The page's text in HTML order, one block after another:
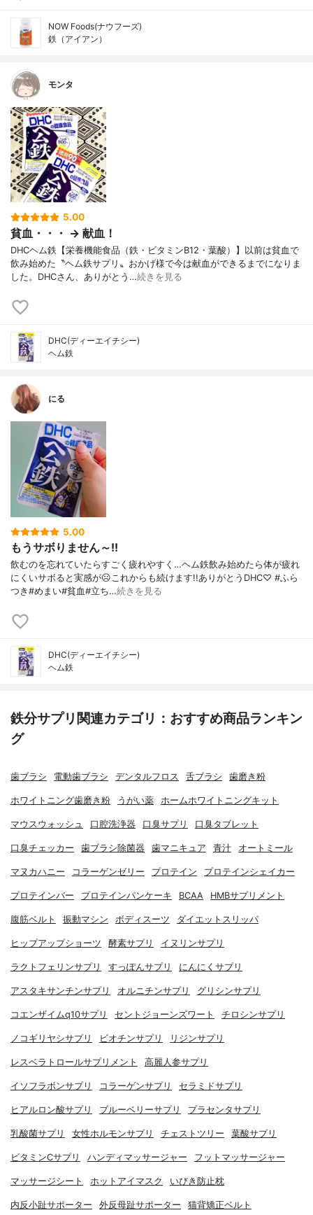
NOW Foods(ナウフーズ)
鉄（アイアン）
モンタ
5.00
貧血・・・ → 献血！
DHCヘム鉄【栄養機能食品（鉄・ビタミンB12・葉酸）】以前は貧血で
飲み始めた〝ヘム鉄サプリ〟おかげ様で今は献血ができるまでになりま
した。DHCさん、ありがとう…続きを見る
DHC(ディーエイチシー)
ヘム鉄
にる
5.00
もうサボりません～!!
飲むのを忘れていたらすごく疲れやすく…ヘム鉄飲み始めたら体が疲れ
にくいサボると実感が☹︎これからも続けます!!ありがとうDHC♡ #ふら
つき#めまい#貧血#立ち…続きを見る
DHC(ディーエイチシー)
ヘム鉄
鉄分サプリ関連カテゴリ：おすすめ商品ランキン
グ
歯ブラシ 電動歯ブラシ デンタルフロス 舌ブラシ 歯磨き粉
ホワイトニング歯磨き粉 うがい薬 ホームホワイトニングキット
マウスウォッシュ 口腔洗浄器 口臭サプリ 口臭タブレット
口臭チェッカー 歯ブラシ除菌器 歯マニキュア 青汁 オートミール
マヌカハニー コラーゲンゼリー プロテイン プロテインシェイカー
プロテインバー プロテインパンケーキ BCAA HMBサプリメント
腹筋ベルト 振動マシン ボディスーツ ダイエットスリッパ
ヒップアップショーツ 酵素サプリ イヌリンサプリ
ラクトフェリンサプリ すっぽんサプリ にんにくサプリ
アスタキサンチンサプリ オルニチンサプリ グリシンサプリ
コエンザイムq10サプリ セントジョーンズワート チロシンサプリ
ノコギリヤシサプリ ビオチンサプリ リジンサプリ
レスベラトロールサプリメント 高麗人参サプリ
イソフラボンサプリ コラーゲンサプリ セラミドサプリ
ヒアルロン酸サプリ ブルーベリーサプリ プラセンタサプリ
乳酸菌サプリ 女性ホルモンサプリ チェストツリー 葉酸サプリ
ビタミンCサプリ ハンディマッサージャー フットマッサージャー
マッサージシート ホットアイマスク いびき防止枕
内反小趾サポーター 外反母趾サポーター 猫背矯正ベルト